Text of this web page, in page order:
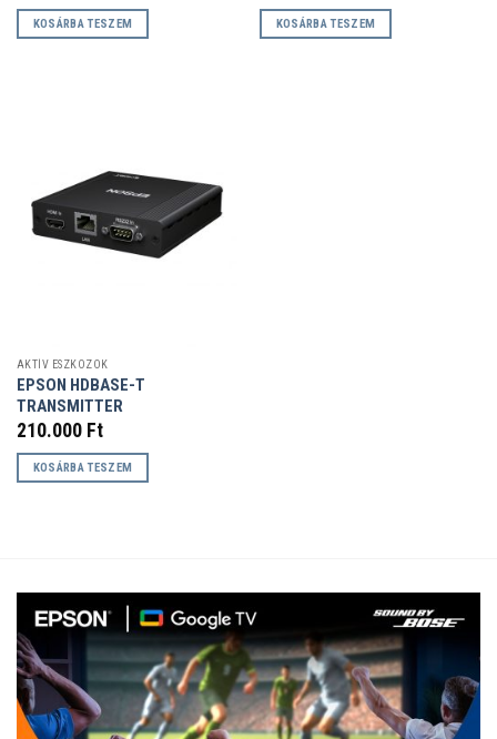
KOSÁRBA TESZEM KOSÁRBA TESZEM
AKTÍV ESZKÖZÖK
EPSON HDBASE-T
TRANSMITTER
210.000 Ft
KOSÁRBA TESZEM